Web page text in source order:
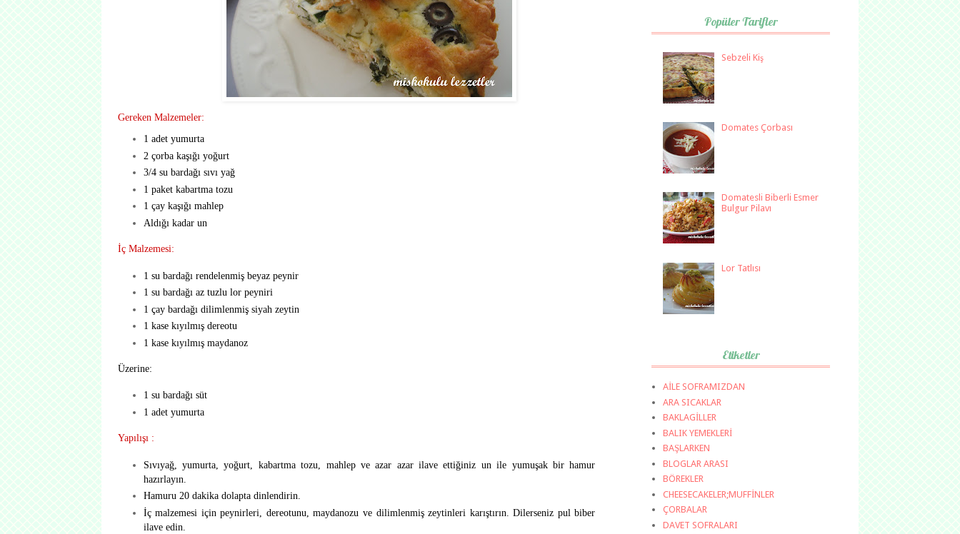
Gereken Malzemeler:
1 adet yumurta
2 çorba kaşığı yoğurt
3/4 su bardağı sıvı yağ
1 paket kabartma tozu
1 çay kaşığı mahlep
Aldığı kadar un
İç Malzemesi:
1 su bardağı rendelenmiş beyaz peynir
1 su bardağı az tuzlu lor peyniri
1 çay bardağı dilimlenmiş siyah zeytin
1 kase kıyılmış dereotu
1 kase kıyılmış maydanoz
Üzerine:
1 su bardağı süt
1 adet yumurta
Yapılışı :
Sıvıyağ, yumurta, yoğurt, kabartma tozu, mahlep ve azar azar ilave ettiğiniz un ile yumuşak bir hamur
hazırlayın.
Hamuru 20 dakika dolapta dinlendirin.
İç malzemesi için peynirleri, dereotunu, maydanozu ve dilimlenmiş zeytinleri karıştırın. Dilerseniz pul biber
ilave edin.
Popüler Tarifler
Sebzeli Kiş
Domates Çorbası
Domatesli Biberli Esmer
Bulgur Pilavı
Lor Tatlısı
Etiketler
AİLE SOFRAMIZDAN
ARA SICAKLAR
BAKLAGİLLER
BALIK YEMEKLERİ
BAŞLARKEN
BLOGLAR ARASI
BÖREKLER
CHEESECAKELER;MUFFİNLER
ÇORBALAR
DAVET SOFRALARI